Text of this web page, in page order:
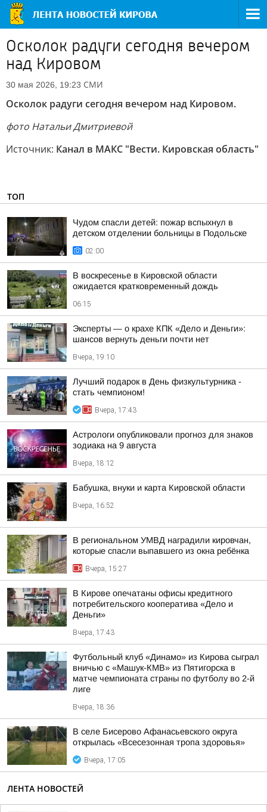
Осколок радуги сегодня вечером
над Кировом
30 мая 2026, 19:23 СМИ
Осколок радуги сегодня вечером над Кировом.
фото Натальи Дмитриевой
Источник: Канал в МАКС "Вести. Кировская область"
ТОП
Чудом спасли детей: пожар вспыхнул в
детском отделении больницы в Подольске
02:00
В воскресенье в Кировской области
ожидается кратковременный дождь
06:15
Эксперты — о крахе КПК «Дело и Деньги»:
шансов вернуть деньги почти нет
Вчера, 19:10
Лучший подарок в День физкультурника -
стать чемпионом!
Вчера, 17:43
Астрологи опубликовали прогноз для знаков
зодиака на 9 августа
Вчера, 18:12
Бабушка, внуки и карта Кировской области
Вчера, 16:52
В региональном УМВД наградили кировчан,
которые спасли выпавшего из окна ребёнка
Вчера, 15:27
В Кирове опечатаны офисы кредитного
потребительского кооператива «Дело и
Деньги»
Вчера, 17:43
Футбольный клуб «Динамо» из Кирова сыграл
вничью с «Машук-КМВ» из Пятигорска в
матче чемпионата страны по футболу во 2-й
лиге
Вчера, 18:36
В селе Бисерово Афанасьевского округа
открылась «Всесезонная тропа здоровья»
Вчера, 17:05
ЛЕНТА НОВОСТЕЙ